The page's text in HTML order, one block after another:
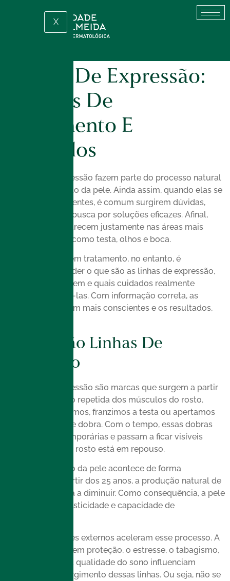
X
Linhas De Expressão:
Opções De
Tratamento E
Cuidados
As linhas de expressão fazem parte do processo natural
de envelhecimento da pele. Ainda assim, quando elas se
tornam mais evidentes, é comum surgirem dúvidas,
inseguranças e a busca por soluções eficazes. Afinal,
essas marcas aparecem justamente nas áreas mais
visíveis do rosto, como testa, olhos e boca.
Antes de pensar em tratamento, no entanto, é
importante entender o que são as linhas de expressão,
por que elas surgem e quais cuidados realmente
ajudam a suavizá-las. Com informação correta, as
escolhas se tornam mais conscientes e os resultados,
O Que São Linhas De
Expressão
As linhas de expressão são marcas que surgem a partir
da movimentação repetida dos músculos do rosto.
Sempre que sorrimos, franzimos a testa ou apertamos
os olhos, a pele se dobra. Com o tempo, essas dobras
deixam de ser temporárias e passam a ficar visíveis
mesmo quando o rosto está em repouso.
O envelhecimento da pele acontece de forma
progressiva. A partir dos 25 anos, a produção natural de
colágeno começa a diminuir. Como consequência, a pele
perde firmeza, elasticidade e capacidade de
Além disso, fatores externos aceleram esse processo. A
exposição solar sem proteção, o estresse, o tabagismo,
a poluição e até a qualidade do sono influenciam
diretamente o surgimento dessas linhas. Ou seja, não se